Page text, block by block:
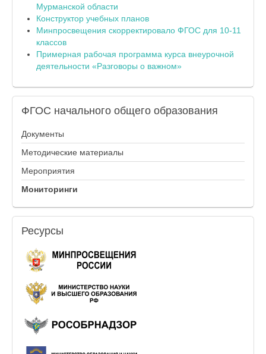
Мурманской области
Конструктор учебных планов
Минпросвещения скорректировало ФГОС для 10-11
классов
Примерная рабочая программа курса внеурочной
деятельности «Разговоры о важном»
ФГОС начального общего образования
Документы
Методические материалы
Мероприятия
Мониторинги
Ресурсы